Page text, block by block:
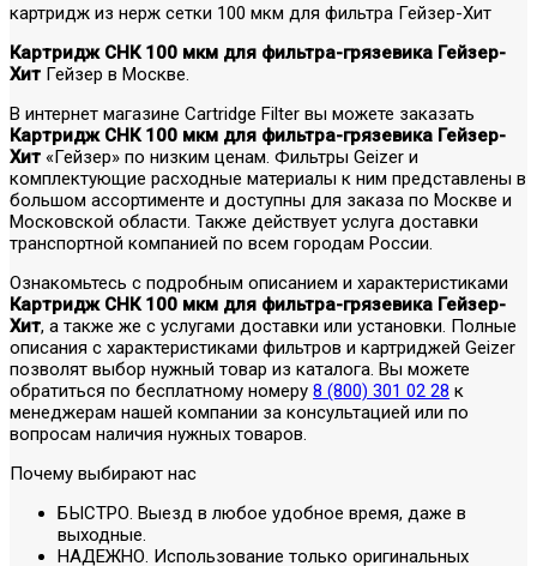
картридж из нерж сетки 100 мкм для фильтра Гейзер-Хит
Картридж СНК 100 мкм для фильтра-грязевика Гейзер-
Хит Гейзер в Москве.
В интернет магазине Cartridge Filter вы можете заказать
Картридж СНК 100 мкм для фильтра-грязевика Гейзер-
Хит «Гейзер» по низким ценам. Фильтры Geizer и
комплектующие расходные материалы к ним представлены в
большом ассортименте и доступны для заказа по Москве и
Московской области. Также действует услуга доставки
транспортной компанией по всем городам России.
Ознакомьтесь с подробным описанием и характеристиками
Картридж СНК 100 мкм для фильтра-грязевика Гейзер-
Хит, а также же с услугами доставки или установки. Полные
описания с характеристиками фильтров и картриджей Geizer
позволят выбор нужный товар из каталога. Вы можете
обратиться по бесплатному номеру 8 (800) 301 02 28 к
менеджерам нашей компании за консультацией или по
вопросам наличия нужных товаров.
Почему выбирают нас
БЫСТРО. Выезд в любое удобное время, даже в
выходные.
НАДЕЖНО. Использование только оригинальных